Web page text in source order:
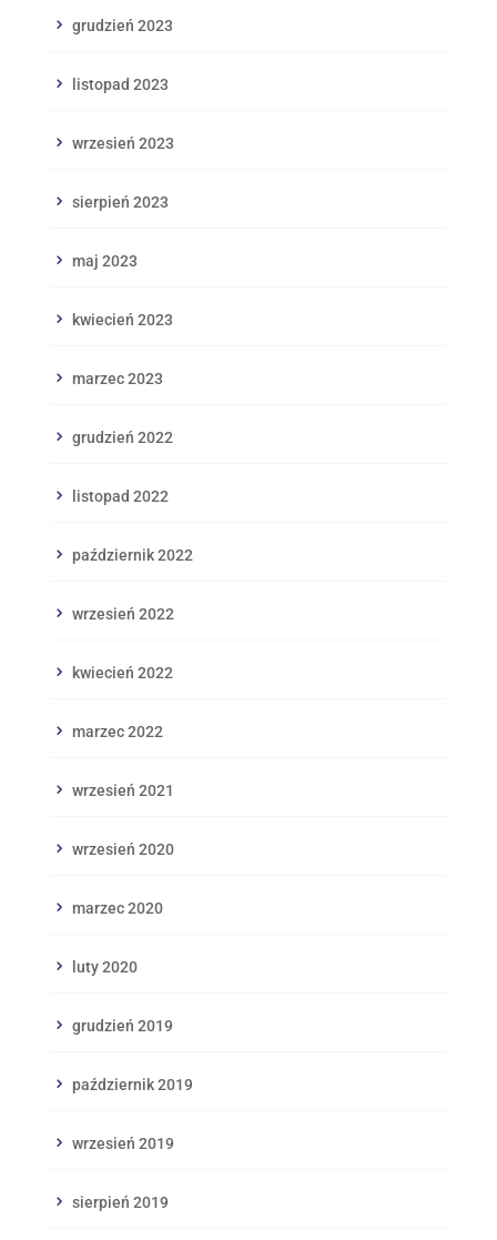
grudzień 2023
listopad 2023
wrzesień 2023
sierpień 2023
maj 2023
kwiecień 2023
marzec 2023
grudzień 2022
listopad 2022
październik 2022
wrzesień 2022
kwiecień 2022
marzec 2022
wrzesień 2021
wrzesień 2020
marzec 2020
luty 2020
grudzień 2019
październik 2019
wrzesień 2019
sierpień 2019